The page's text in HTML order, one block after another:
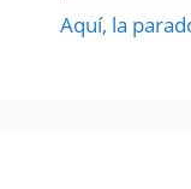
Aquí, la